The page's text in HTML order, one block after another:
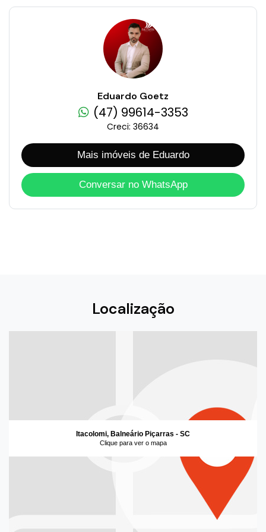
Eduardo Goetz
(47) 99614-3353
Creci: 36634
Mais imóveis de Eduardo
Conversar no WhatsApp
Localização
Itacolomi, Balneário Piçarras - SC
Clique para ver o mapa